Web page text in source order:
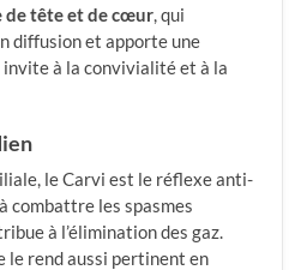
de tête et de cœur, qui
diffusion et apporte une
à la convivialité et à la
le Carvi est le réflexe anti-
combattre les spasmes
à l’élimination des gaz.
le rend aussi pertinent en